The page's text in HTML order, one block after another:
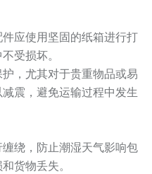
应使用坚固的纸箱进行打
受损坏。
，尤其对于贵重物品或易
震，避免运输过程中发生
绕，防止潮湿天气影响包
货物丢失。